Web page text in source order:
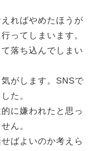
ればやめたほうが
ってしまいます。
落ち込んでしまい
がします。SNSで
た。
に嫌われたと思っ
ん。
ばよいのか考えら